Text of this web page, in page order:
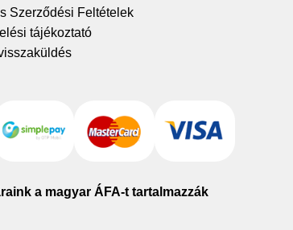
Szerződési Feltételek
tájékoztató
a magyar ÁFA-t tartalmazzák